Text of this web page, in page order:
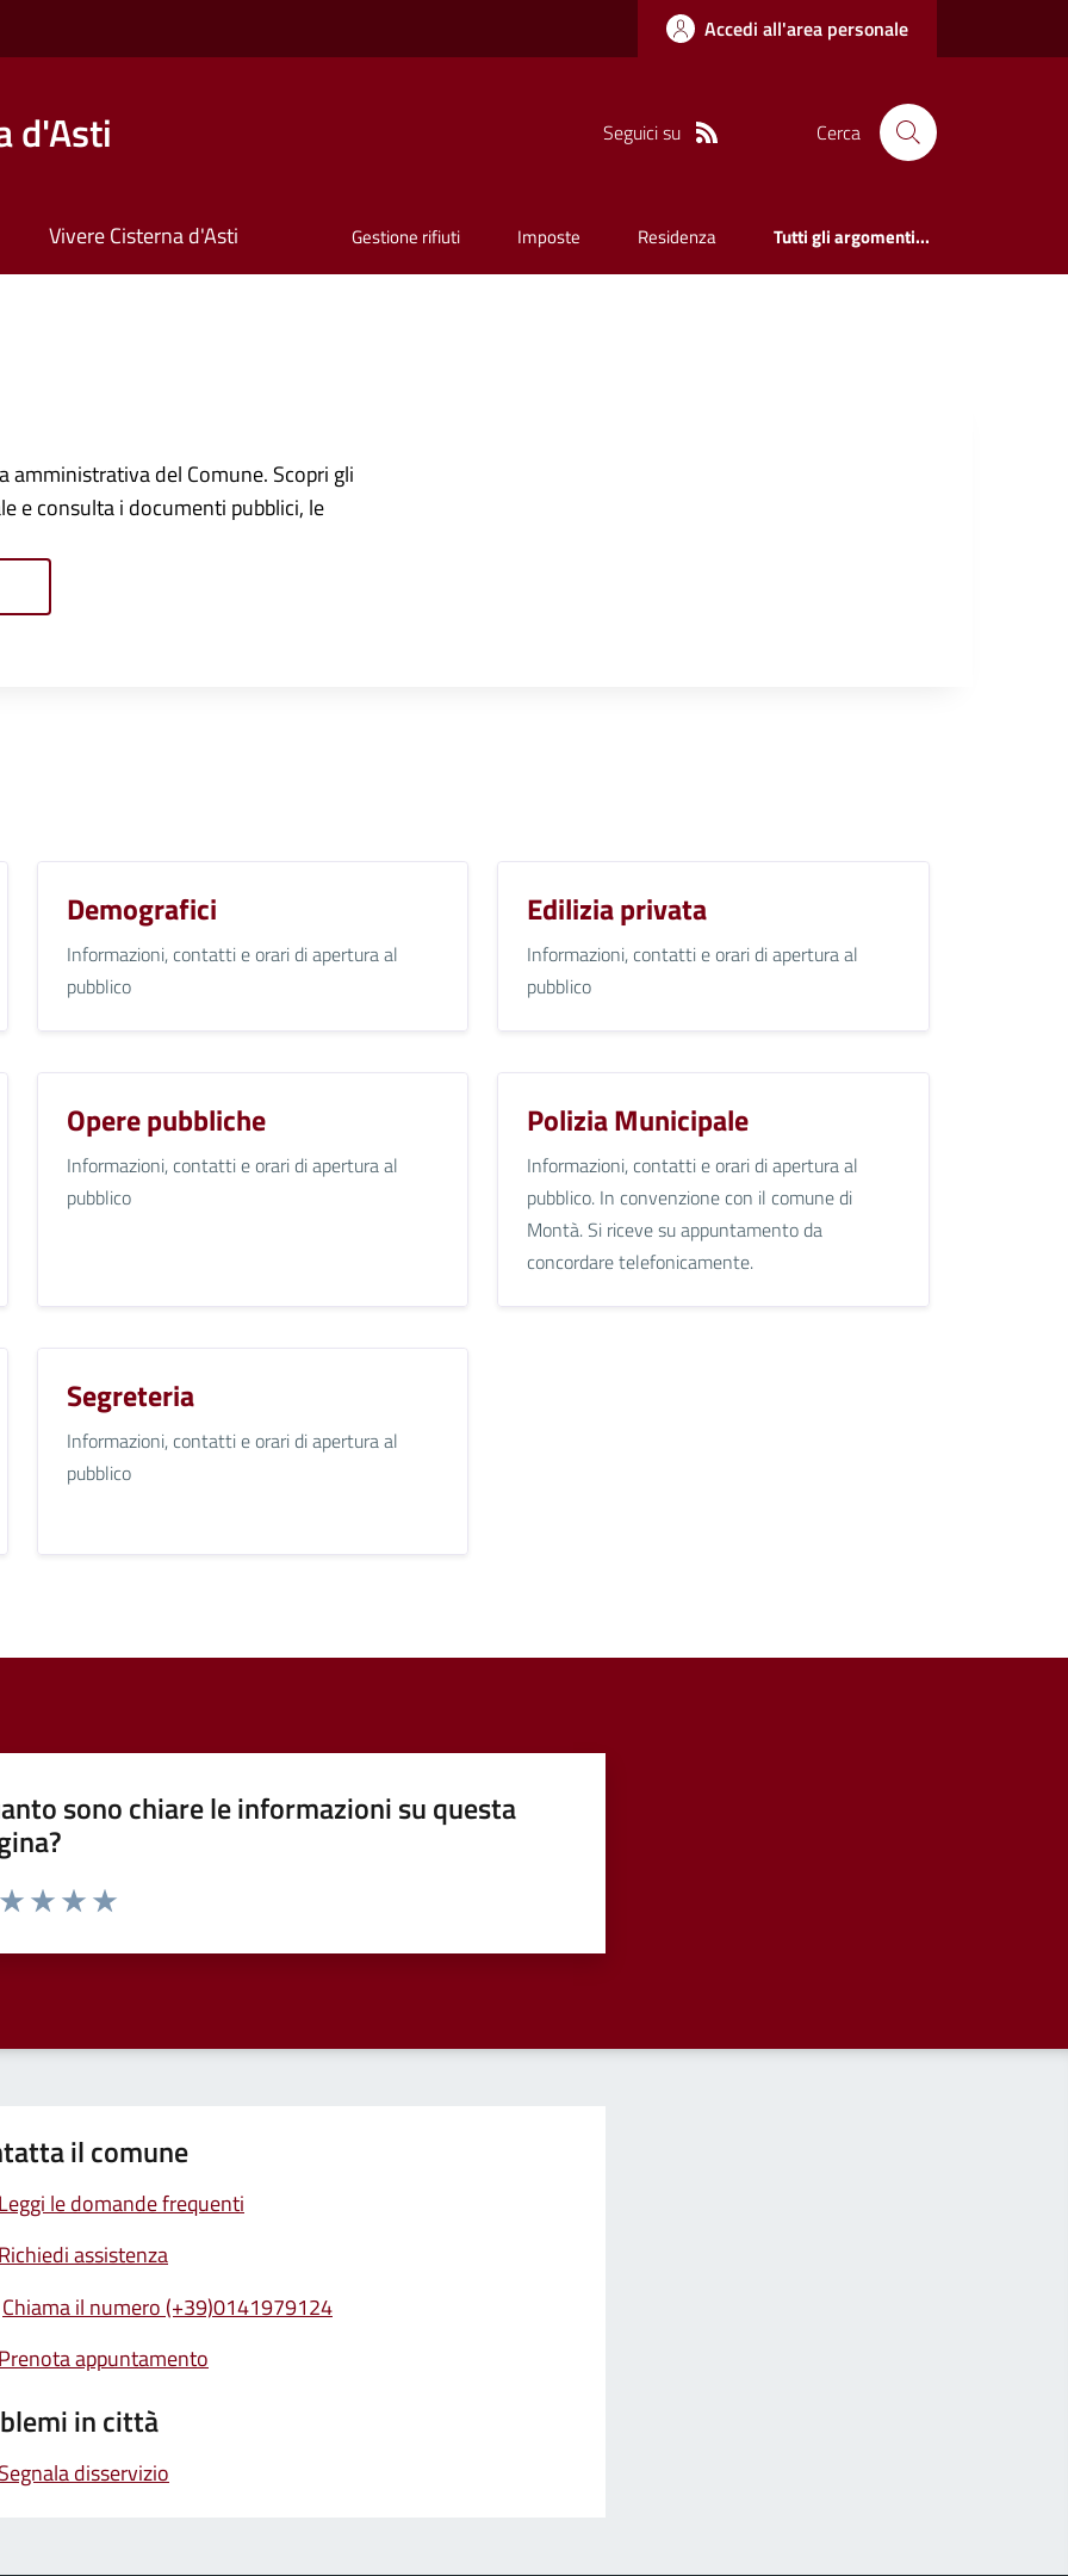
Accedi all'area personale
d'Asti Seguici su Cerca
Vivere Cisterna d'Asti Gestione rifiuti Imposte Residenza Tutti gli argomenti...
del Comune. Scopri gli
e consulta i documenti pubblici, le
Demografici
Informazioni, contatti e orari di apertura al
pubblico
Edilizia privata
Informazioni, contatti e orari di apertura al
pubblico
Opere pubbliche
Informazioni, contatti e orari di apertura al
pubblico
Polizia Municipale
Informazioni, contatti e orari di apertura al
pubblico. In convenzione con il comune di
Montà. Si riceve su appuntamento da
concordare telefonicamente.
Segreteria
Informazioni, contatti e orari di apertura al
pubblico
sono chiare le informazioni su questa
da 1 a 5 stelle la pagina
il comune
Leggi le domande frequenti
Richiedi assistenza
Chiama il numero (+39)0141979124
Prenota appuntamento
in città
Segnala disservizio